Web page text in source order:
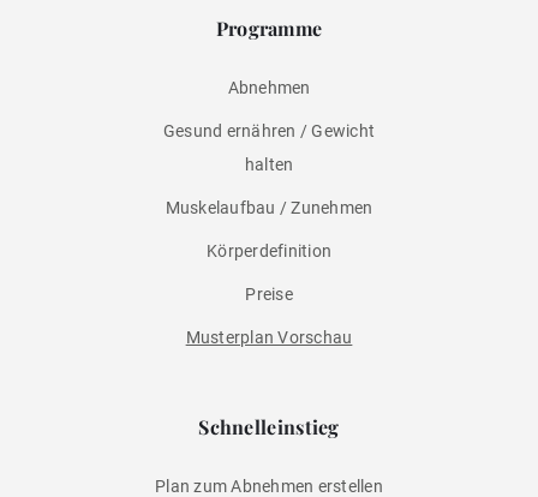
Programme
Abnehmen
Gesund ernähren / Gewicht
halten
Muskelaufbau / Zunehmen
Körperdefinition
Preise
Musterplan Vorschau
Schnelleinstieg
Plan zum Abnehmen erstellen